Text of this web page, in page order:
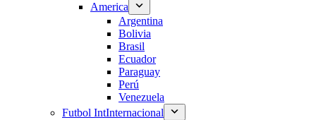
America
Argentina
Bolivia
Brasil
Ecuador
Paraguay
Perú
Venezuela
Futbol IntInternacional